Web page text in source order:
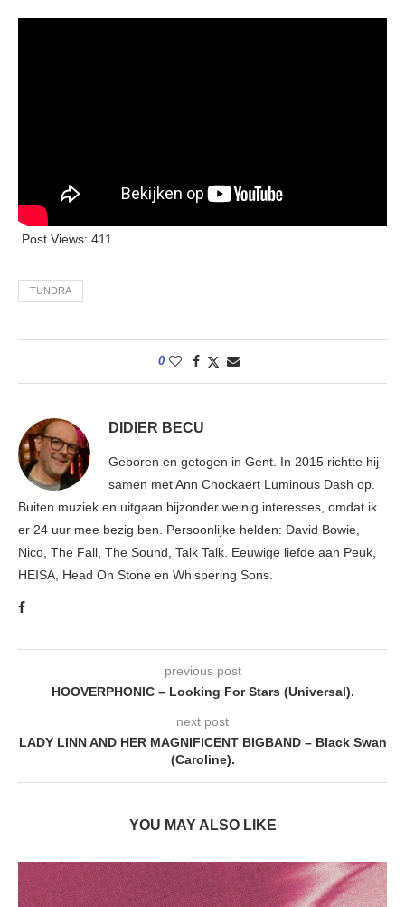
Post Views: 411
TUNDRA
0
DIDIER BECU
Geboren en getogen in Gent. In 2015 richtte hij
samen met Ann Cnockaert Luminous Dash op.
Buiten muziek en uitgaan bijzonder weinig interesses, omdat ik
er 24 uur mee bezig ben. Persoonlijke helden: David Bowie,
Nico, The Fall, The Sound, Talk Talk. Eeuwige liefde aan Peuk,
HEISA, Head On Stone en Whispering Sons.
previous post
HOOVERPHONIC – Looking For Stars (Universal).
next post
LADY LINN AND HER MAGNIFICENT BIGBAND – Black Swan
(Caroline).
YOU MAY ALSO LIKE